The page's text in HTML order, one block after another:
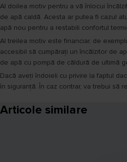
Al doilea motiv pentru a vă înlocui
de apă caldă. Acesta ar putea fi cazul
apă nou pentru a restabili confortul
Al treilea motiv este financiar, de
accesibil să cumpărați un încălzitor de
de apă cu pompă de căldură de ultimă
Dacă aveți îndoieli cu privire la faptul
în siguranță. În caz contrar, va trebui să
Articole similare